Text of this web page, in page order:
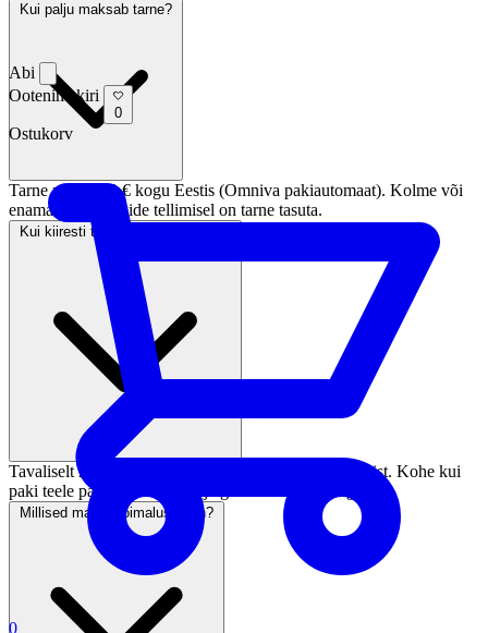
Kui palju maksab tarne?
Tarne maksab 3 € kogu Eestis (Omniva pakiautomaat). Kolme või
enama paari sokkide tellimisel on tarne tasuta.
Kui kiiresti tellimus kohale jõuab?
Tavaliselt 2–5 tööpäeva jooksul pärast makse laekumist. Kohe kui
paki teele paneme, saadame jälgimiskoodi e-postiga.
Millised maksevõimalused on?
Abi
Ootenimekiri
0
Ostukorv
0